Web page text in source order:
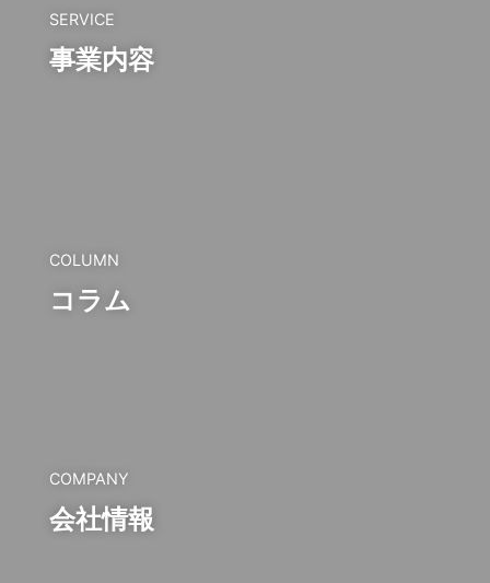
SERVICE
事業内容
COLUMN
コラム
COMPANY
会社情報